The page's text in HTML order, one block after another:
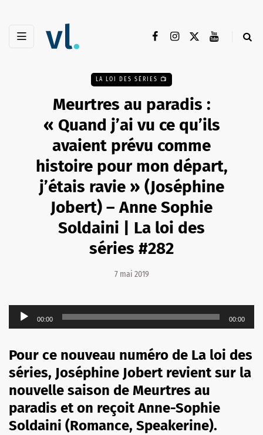
LA LOI DES SÉRIES 📺
Meurtres au paradis :
« Quand j’ai vu ce qu’ils
avaient prévu comme
histoire pour mon départ,
j’étais ravie » (Joséphine
Jobert) – Anne Sophie
Soldaini | La loi des
séries #282
7 mai 2019
Lecteur
audio
00:00 00:00
Pour ce nouveau numéro de La loi des
séries, Joséphine Jobert revient sur la
nouvelle saison de Meurtres au
paradis et on reçoit Anne-Sophie
Soldaini (Romance, Speakerine).